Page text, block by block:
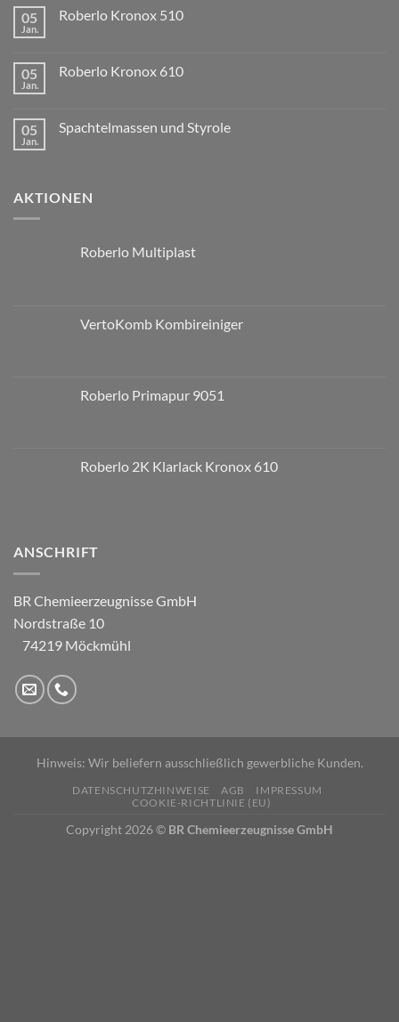
05
Jan.
Roberlo Kronox 510
05
Jan.
Roberlo Kronox 610
05
Jan.
Spachtelmassen und Styrole
AKTIONEN
Roberlo Multiplast
VertoKomb Kombireiniger
Roberlo Primapur 9051
Roberlo 2K Klarlack Kronox 610
ANSCHRIFT
BR Chemieerzeugnisse GmbH
Nordstraße 10
74219 Möckmühl
Hinweis: Wir beliefern ausschließlich gewerbliche Kunden.
DATENSCHUTZHINWEISE AGB
IMPRESSUM
COOKIE-RICHTLINIE (EU)
Copyright 2026 © BR Chemieerzeugnisse GmbH